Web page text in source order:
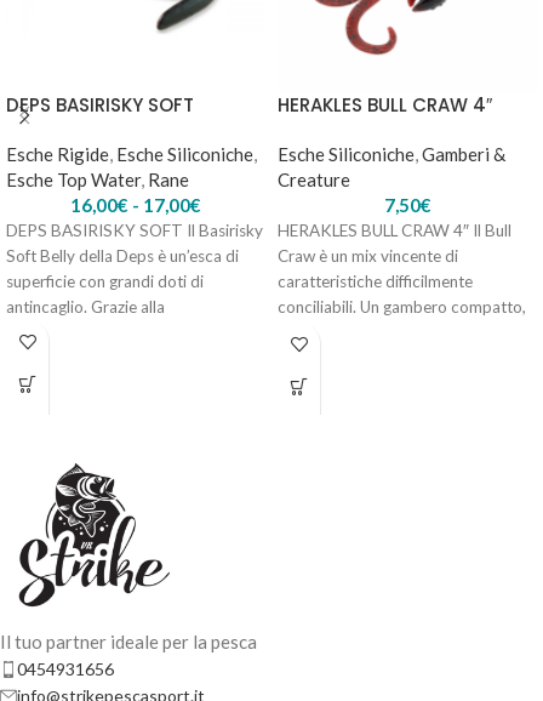
YAMAMOTO COWBOY 3.75" – #962-Okeechobee Craw
DEPS BASIRISKY SOFT
Esche Rigide, Esche Siliconiche,
Esche Top Water, Rane
16,00€ - 17,00€
DEPS BASIRISKY SOFT Il Basirisky
Soft Belly della Deps è un’esca di
superficie con grandi doti di
antincaglio. Grazie alla
HERAKLES BULL CRAW 4″
Esche Siliconiche,Gamberi &
Creature
7,50€
HERAKLES BULL CRAW 4″ Il Bull
Craw è un mix vincente di
caratteristiche difficilmente
conciliabili. Un gambero compatto,
Il tuo partner ideale per la pesca
0454931656
info@strikepescasport.it